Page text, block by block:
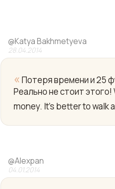
Yo
@Katya Bakhmetyeva
28.04.2014
« Потеря времени и 25
Реально не стоит
money. It's better to walk
@Alexpan
04.01.2014